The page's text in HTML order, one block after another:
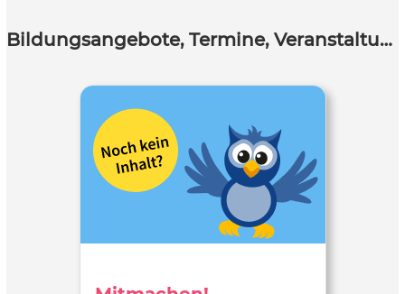
Bildungsangebote, Termine, Veranstaltungen